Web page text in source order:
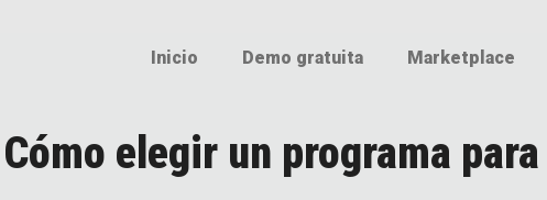
Inicio Demo gratuita Marketplace
Cómo elegir un programa